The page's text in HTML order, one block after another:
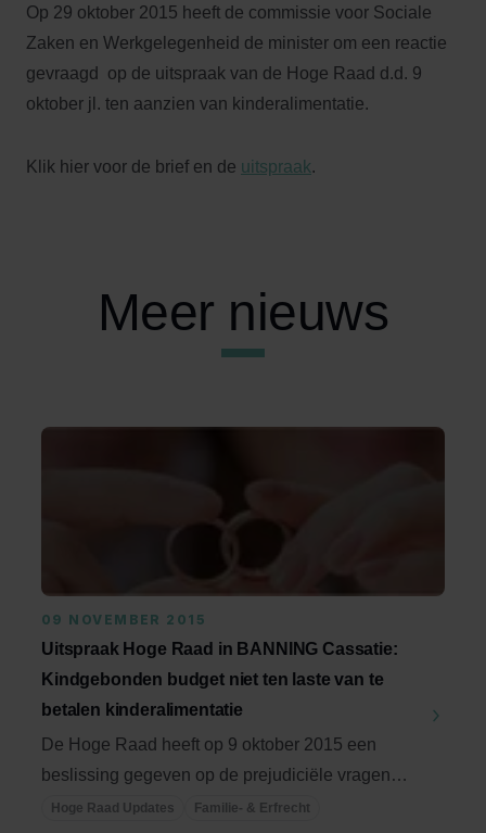
Op 29 oktober 2015 heeft de commissie voor Sociale
Zaken en Werkgelegenheid de minister om een reactie
gevraagd op de uitspraak van de Hoge Raad d.d. 9
oktober jl. ten aanzien van kinderalimentatie.
Klik hier voor de brief en de uitspraak.
Meer nieuws
09 NOVEMBER 2015
Uitspraak Hoge Raad in BANNING Cassatie:
Kindgebonden budget niet ten laste van te
betalen kinderalimentatie
De Hoge Raad heeft op 9 oktober 2015 een
beslissing gegeven op de prejudiciële vragen
die waren ...
Hoge Raad Updates Familie- & Erfrecht